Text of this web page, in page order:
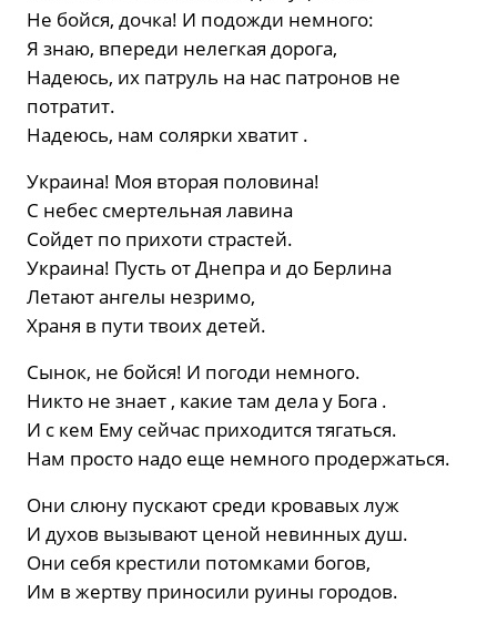
Не бойся, дочка! И подожди немного:
Я знаю, впереди нелегкая дорога,
Надеюсь, их патруль на нас патронов не
потратит.
Надеюсь, нам солярки хватит .
Украина! Моя вторая половина!
С небес смертельная лавина
Сойдет по прихоти страстей.
Украина! Пусть от Днепра и до Берлина
Летают ангелы незримо,
Храня в пути твоих детей.
Сынок, не бойся! И погоди немного.
Никто не знает , какие там дела у Бога .
И с кем Ему сейчас приходится тягаться.
Нам просто надо еще немного продержаться.
Они слюну пускают среди кровавых луж
И духов вызывают ценой невинных душ.
Они себя крестили потомками богов,
Им в жертву приносили руины городов.